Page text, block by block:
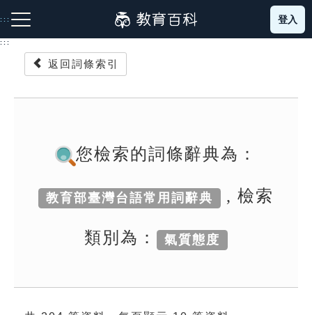
到
主
:::
成語故事
登入
:::
返回詞條索引
您檢索的詞條辭典為：
教育部臺灣台語常用詞辭典 , 檢索
類別為： 氣質態度